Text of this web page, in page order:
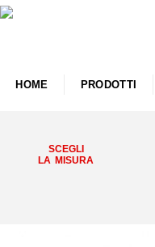
HOME PRODOTTI
SCEGLI
LA MISURA